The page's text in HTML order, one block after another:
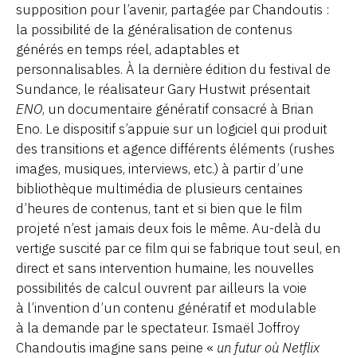
supposition pour l’avenir, partagée par Chandoutis :
la possibilité de la généralisation de contenus
générés en temps réel, adaptables et
personnalisables. À la dernière édition du festival de
Sundance, le réalisateur Gary Hustwit présentait
ENO, un documentaire génératif consacré à Brian
Eno. Le dispositif s’appuie sur un logiciel qui produit
des transitions et agence différents éléments (rushes
images, musiques, interviews, etc.) à partir d’une
bibliothèque multimédia de plusieurs centaines
d’heures de contenus, tant et si bien que le film
projeté n’est jamais deux fois le même. Au-delà du
vertige suscité par ce film qui se fabrique tout seul, en
direct et sans intervention humaine, les nouvelles
possibilités de calcul ouvrent par ailleurs la voie
à l’invention d’un contenu génératif et modulable
à la demande par le spectateur. Ismaël Joffroy
Chandoutis imagine sans peine « un futur où Netflix